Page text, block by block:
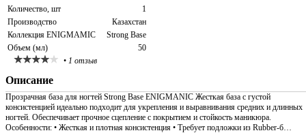
Количество, шт
1
Производство
Казахстан
Коллекция ENIGMAMIC
Strong Base
Объем (мл)
50
• 1 отзыв
Описание
Прозрачная база для ногтей Strong Base ENIGMANIC Жесткая база с густой
консистенцией идеально подходит для укрепления и выравнивания средних и длинных
ногтей. Обеспечивает прочное сцепление с покрытием и стойкость маникюра.
Особенности: • Жесткая и плотная консистенция • Требует подложки из Rubber-б…